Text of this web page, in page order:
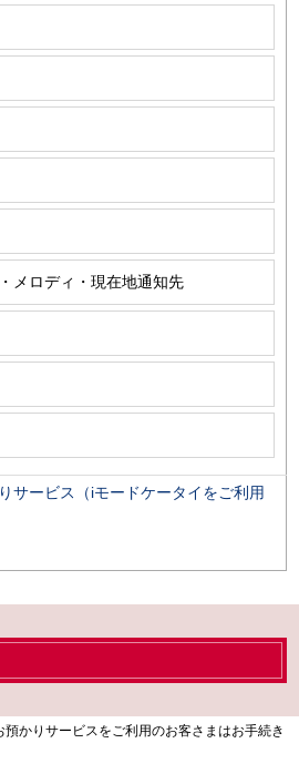
メロディ・現在地通知先
サービス（iモードケータイをご利用
かりサービスをご利用のお客さまはお手続き